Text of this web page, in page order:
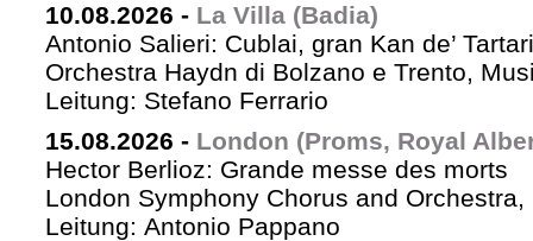
10.08.2026 - La Villa (Badia)
Antonio Salieri: Cublai, gran Kan de’
Orchestra Haydn di Bolzano e Trento,
Leitung: Stefano Ferrario
15.08.2026 - London (Proms, Royal
Hector Berlioz: Grande messe des morts
London Symphony Chorus and
Leitung: Antonio Pappano